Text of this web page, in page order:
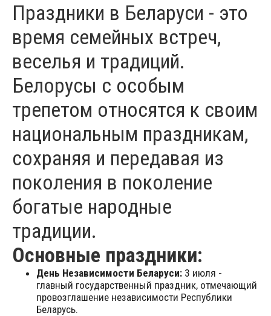
Праздники в Беларуси - это
время семейных встреч,
веселья и традиций.
Белорусы с особым
трепетом относятся к своим
национальным праздникам,
сохраняя и передавая из
поколения в поколение
богатые народные
традиции.
Основные праздники:
День Независимости Беларуси: 3 июля -
главный государственный праздник, отмечающий
провозглашение независимости Республики
Беларусь.